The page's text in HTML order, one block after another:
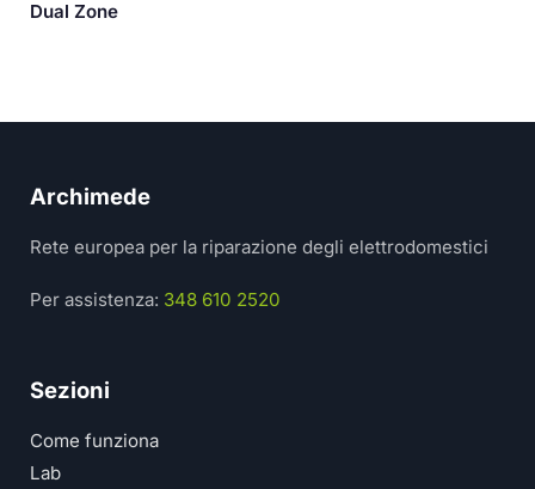
Dual Zone
Archimede
Rete europea per la riparazione degli elettrodomestici
Per assistenza: 348 610 2520
Sezioni
Come funziona
Lab